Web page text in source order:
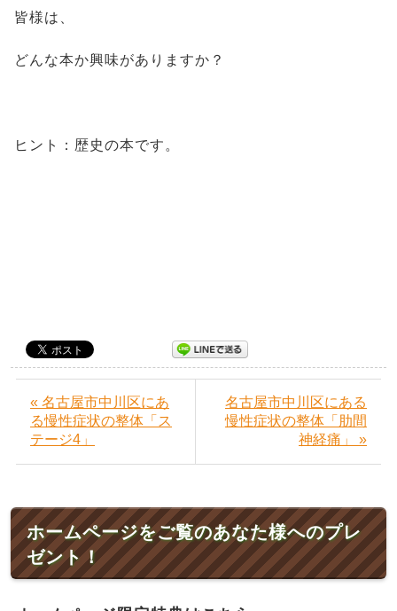
皆様は、
どんな本か興味がありますか？
ヒント：歴史の本です。
« 名古屋市中川区にあ
る慢性症状の整体「ス
テージ4」
名古屋市中川区にある
慢性症状の整体「肋間
神経痛」 »
ホームページをご覧のあなた様へのプレ
ゼント！